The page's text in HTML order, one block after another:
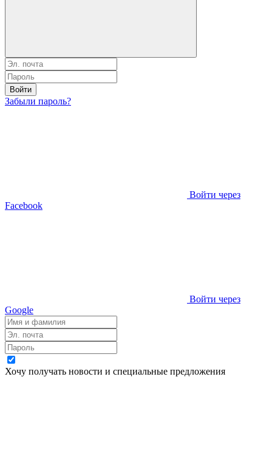
Войти
Забыли пароль?
Войти через
Facebook
Войти через
Google
Хочу получать новости и специальные предложения